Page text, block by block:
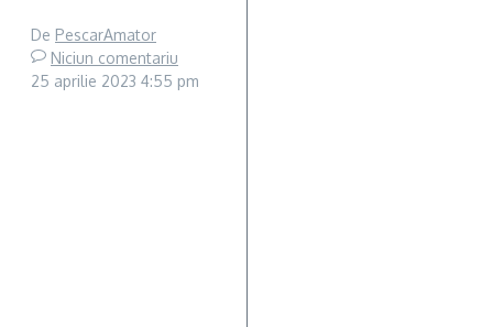
De PescarAmator
Niciun comentariu
25 aprilie 2023 4:55 pm